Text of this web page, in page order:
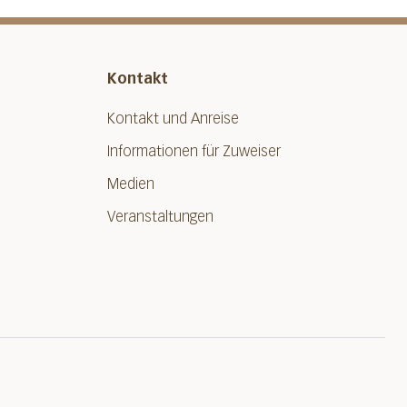
Kontakt
Kontakt und Anreise
Informationen für Zuweiser
Medien
Veranstaltungen